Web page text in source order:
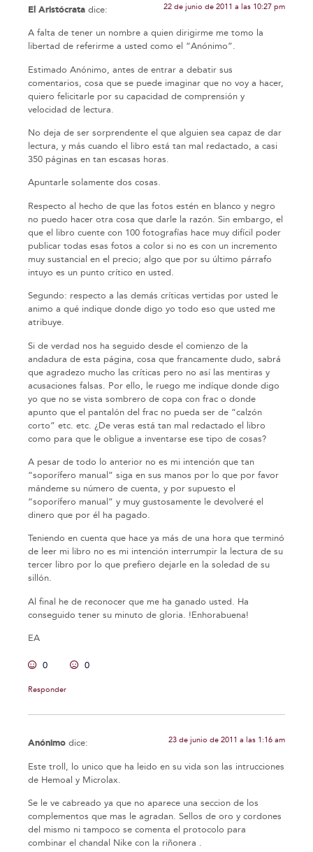
El Aristócrata dice: 22 de junio de 2011 a las 10:27 pm
A falta de tener un nombre a quien dirigirme me tomo la
libertad de referirme a usted como el “Anónimo”.
Estimado Anónimo, antes de entrar a debatir sus
comentarios, cosa que se puede imaginar que no voy a hacer,
quiero felicitarle por su capacidad de comprensión y
velocidad de lectura.
No deja de ser sorprendente el que alguien sea capaz de dar
lectura, y más cuando el libro está tan mal redactado, a casi
350 páginas en tan escasas horas.
Apuntarle solamente dos cosas.
Respecto al hecho de que las fotos estén en blanco y negro
no puedo hacer otra cosa que darle la razón. Sin embargo, el
que el libro cuente con 100 fotografías hace muy difícil poder
publicar todas esas fotos a color si no es con un incremento
muy sustancial en el precio; algo que por su último párrafo
intuyo es un punto crítico en usted.
Segundo: respecto a las demás críticas vertidas por usted le
animo a qué indique donde digo yo todo eso que usted me
atribuye.
Si de verdad nos ha seguido desde el comienzo de la
andadura de esta página, cosa que francamente dudo, sabrá
que agradezo mucho las críticas pero no así las mentiras y
acusaciones falsas. Por ello, le ruego me indíque donde digo
yo que no se vista sombrero de copa con frac o donde
apunto que el pantalón del frac no pueda ser de “calzón
corto” etc. etc. ¿De veras está tan mal redactado el libro
como para que le obligue a inventarse ese tipo de cosas?
A pesar de todo lo anterior no es mi intención que tan
“soporífero manual” siga en sus manos por lo que por favor
mándeme su número de cuenta, y por supuesto el
“soporífero manual” y muy gustosamente le devolveré el
dinero que por él ha pagado.
Teniendo en cuenta que hace ya más de una hora que terminó
de leer mi libro no es mi intención interrumpir la lectura de su
tercer libro por lo que prefiero dejarle en la soledad de su
sillón.
Al final he de reconocer que me ha ganado usted. Ha
conseguido tener su minuto de gloria. !Enhorabuena!
EA
0 0
Responder
Anónimo dice: 23 de junio de 2011 a las 1:16 am
Este troll, lo unico que ha leido en su vida son las intrucciones
de Hemoal y Microlax.
Se le ve cabreado ya que no aparece una seccion de los
complementos que mas le agradan. Sellos de oro y cordones
del mismo ni tampoco se comenta el protocolo para
combinar el chandal Nike con la riñonera .